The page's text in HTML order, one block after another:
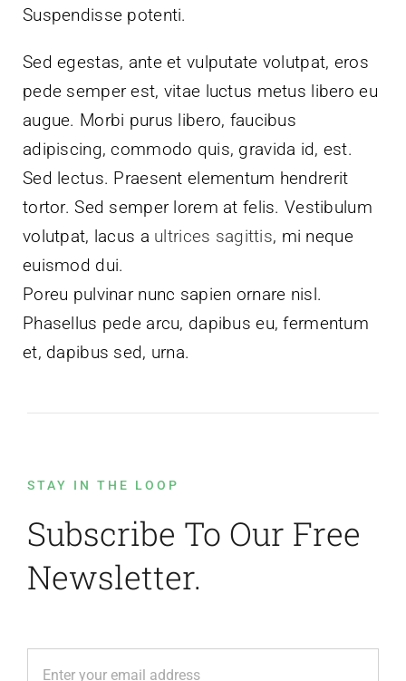
Suspendisse potenti.
Sed egestas, ante et vulputate volutpat, eros
pede semper est, vitae luctus metus libero eu
augue. Morbi purus libero, faucibus
adipiscing, commodo quis, gravida id, est.
Sed lectus. Praesent elementum hendrerit
tortor. Sed semper lorem at felis. Vestibulum
volutpat, lacus a ultrices sagittis, mi neque
euismod dui.
Poreu pulvinar nunc sapien ornare nisl.
Phasellus pede arcu, dapibus eu, fermentum
et, dapibus sed, urna.
STAY IN THE LOOP
Subscribe To Our Free
Newsletter.